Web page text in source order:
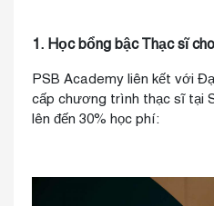
1. Học bổng bậc Thạc sĩ
PSB Academy liên kết với
cấp chương trình thạc sĩ tại
lên đến 30% học phí: